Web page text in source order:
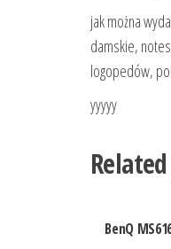
jak można
damskie,
logopedów,
yyyyy
BenQ